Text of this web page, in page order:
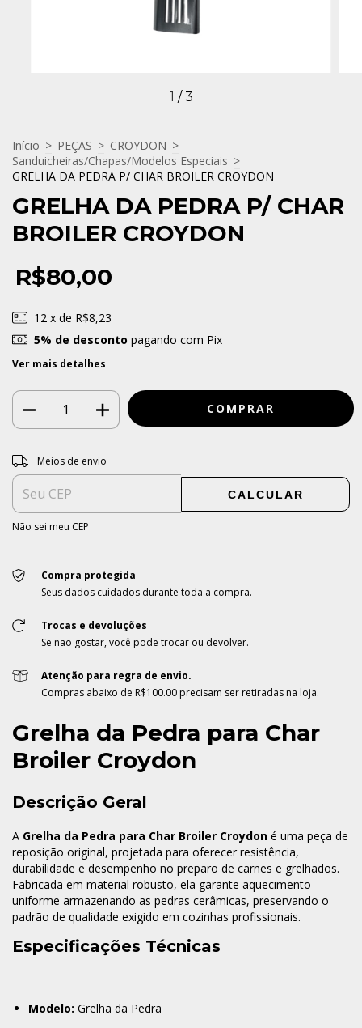
1 /3
Início > PEÇAS > CROYDON >
Sanduicheiras/Chapas/Modelos Especiais >
GRELHA DA PEDRA P/ CHAR BROILER CROYDON
GRELHA DA PEDRA P/ CHAR
BROILER CROYDON
R$80,00
12 x de R$8,23
5% de desconto pagando com Pix
Ver mais detalhes
Entregas para o CEP:
Meios de envio
CALCULAR
Não sei meu CEP
Compra protegida
Seus dados cuidados durante toda a compra.
Trocas e devoluções
Se não gostar, você pode trocar ou devolver.
Atenção para regra de envio.
Compras abaixo de R$100.00 precisam ser retiradas na loja.
Grelha da Pedra para Char
Broiler Croydon
Descrição Geral
A Grelha da Pedra para Char Broiler Croydon é uma peça de
reposição original, projetada para oferecer resistência,
durabilidade e desempenho no preparo de carnes e grelhados.
Fabricada em material robusto, ela garante aquecimento
uniforme armazenando as pedras cerâmicas, preservando o
padrão de qualidade exigido em cozinhas profissionais.
Especificações Técnicas
Modelo: Grelha da Pedra